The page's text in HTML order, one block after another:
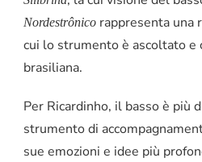
Nordestrônico rappresenta una
cui lo strumento è ascoltato e
brasiliana.
Per Ricardinho, il basso è più
strumento di
sue emozioni e idee più